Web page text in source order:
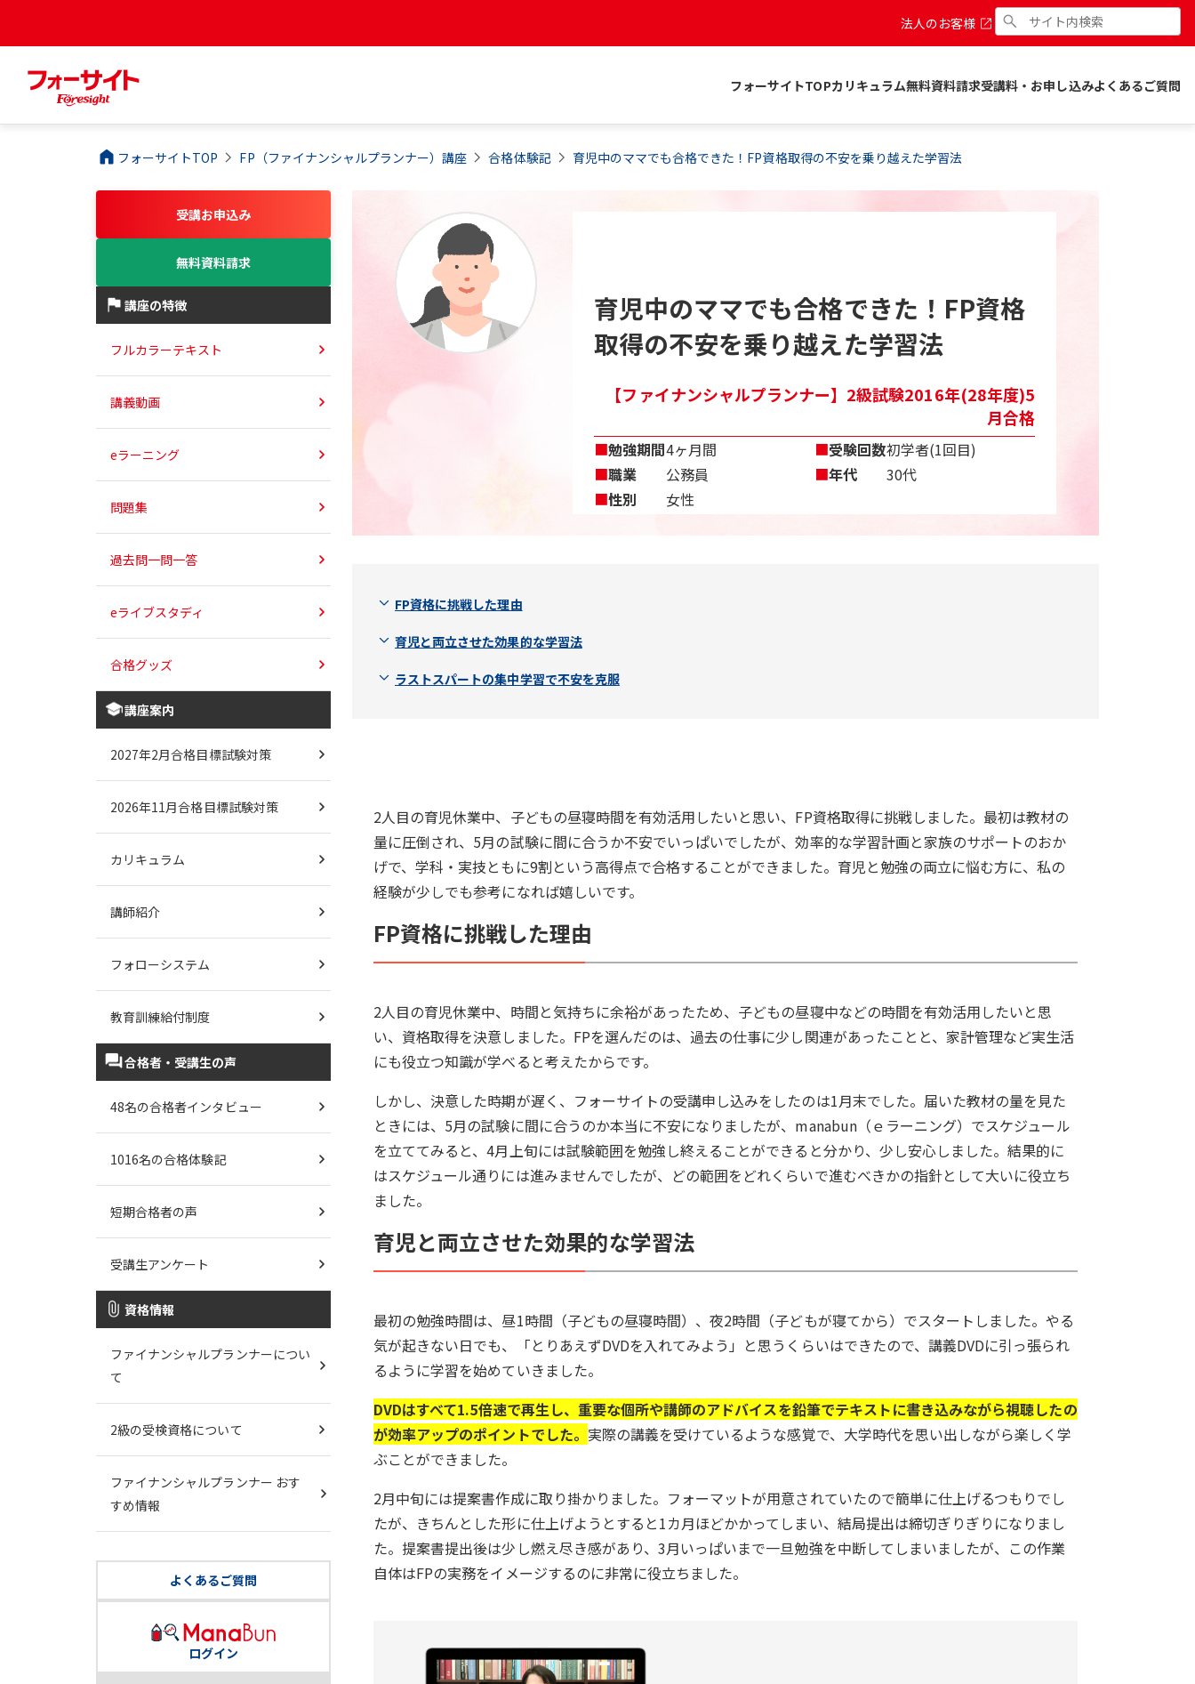
法人のお客様
フォーサイトTOPカリキュラム無料資料請求受講料・お申し込みよくあるご質問
フォーサイトTOP FP（ファイナンシャルプランナー）講座 合格体験記 育児中のママでも合格できた！FP資格取得の不安を乗り越えた学習法
育児中のママでも合格できた！FP資格
取得の不安を乗り越えた学習法
【ファイナンシャルプランナー】2級試験2016年(28年度)5
月合格
■勉強期間4ヶ月間
■職業
公務員
■性別 女性
■受験回数初学者(1回目)
■年代 30代
FP資格に挑戦した理由
育児と両立させた効果的な学習法
ラストスパートの集中学習で不安を克服
2人目の育児休業中、子どもの昼寝時間を有効活用したいと思い、FP資格取得に挑戦しました。最初は教材の
量に圧倒され、5月の試験に間に合うか不安でいっぱいでしたが、効率的な学習計画と家族のサポートのおか
げで、学科・実技ともに9割という高得点で合格することができました。育児と勉強の両立に悩む方に、私の
経験が少しでも参考になれば嬉しいです。
FP資格に挑戦した理由
2人目の育児休業中、時間と気持ちに余裕があったため、子どもの昼寝中などの時間を有効活用したいと思
い、資格取得を決意しました。FPを選んだのは、過去の仕事に少し関連があったことと、家計管理など実生活
にも役立つ知識が学べると考えたからです。
しかし、決意した時期が遅く、フォーサイトの受講申し込みをしたのは1月末でした。届いた教材の量を見た
ときには、5月の試験に間に合うのか本当に不安になりましたが、manabun（ｅラーニング）でスケジュール
を立ててみると、4月上旬には試験範囲を勉強し終えることができると分かり、少し安心しました。結果的に
はスケジュール通りには進みませんでしたが、どの範囲をどれくらいで進むべきかの指針として大いに役立ち
ました。
育児と両立させた効果的な学習法
最初の勉強時間は、昼1時間（子どもの昼寝時間）、夜2時間（子どもが寝てから）でスタートしました。やる
気が起きない日でも、「とりあえずDVDを入れてみよう」と思うくらいはできたので、講義DVDに引っ張られ
るように学習を始めていきました。
DVDはすべて1.5倍速で再生し、重要な個所や講師のアドバイスを鉛筆でテキストに書き込みながら視聴したの
が効率アップのポイントでした。 実際の講義を受けているような感覚で、大学時代を思い出しながら楽しく学
ぶことができました。
2月中旬には提案書作成に取り掛かりました。フォーマットが用意されていたので簡単に仕上げるつもりでし
たが、きちんとした形に仕上げようとすると1カ月ほどかかってしまい、結局提出は締切ぎりぎりになりまし
た。提案書提出後は少し燃え尽き感があり、3月いっぱいまで一旦勉強を中断してしまいましたが、この作業
自体はFPの実務をイメージするのに非常に役立ちました。
受講お申込み
無料資料請求
講座の特徴
フルカラーテキスト
講義動画
eラーニング
問題集
過去問一問一答
eライブスタディ
合格グッズ
講座案内
2027年2月合格目標試験対策
2026年11月合格目標試験対策
カリキュラム
講師紹介
フォローシステム
教育訓練給付制度
合格者・受講生の声
48名の合格者インタビュー
1016名の合格体験記
短期合格者の声
受講生アンケート
資格情報
ファイナンシャルプランナーについ
て
2級の受検資格について
ファイナンシャルプランナー おす
すめ情報
よくあるご質問
ログイン